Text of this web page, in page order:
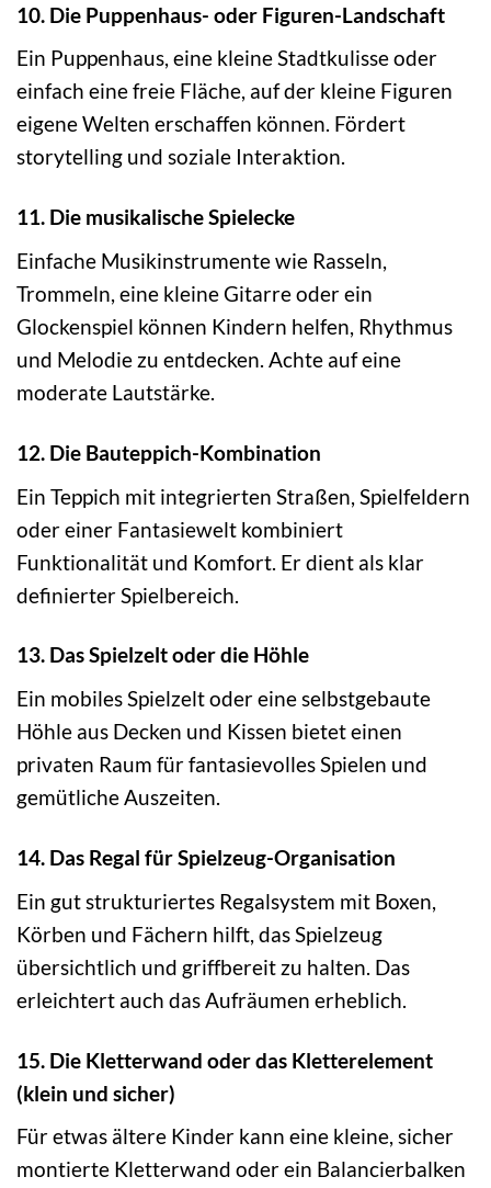
10. Die Puppenhaus- oder Figuren-Landschaft
Ein Puppenhaus, eine kleine Stadtkulisse oder
einfach eine freie Fläche, auf der kleine Figuren
eigene Welten erschaffen können. Fördert
storytelling und soziale Interaktion.
11. Die musikalische Spielecke
Einfache Musikinstrumente wie Rasseln,
Trommeln, eine kleine Gitarre oder ein
Glockenspiel können Kindern helfen, Rhythmus
und Melodie zu entdecken. Achte auf eine
moderate Lautstärke.
12. Die Bauteppich-Kombination
Ein Teppich mit integrierten Straßen, Spielfeldern
oder einer Fantasiewelt kombiniert
Funktionalität und Komfort. Er dient als klar
definierter Spielbereich.
13. Das Spielzelt oder die Höhle
Ein mobiles Spielzelt oder eine selbstgebaute
Höhle aus Decken und Kissen bietet einen
privaten Raum für fantasievolles Spielen und
gemütliche Auszeiten.
14. Das Regal für Spielzeug-Organisation
Ein gut strukturiertes Regalsystem mit Boxen,
Körben und Fächern hilft, das Spielzeug
übersichtlich und griffbereit zu halten. Das
erleichtert auch das Aufräumen erheblich.
15. Die Kletterwand oder das Kletterelement
(klein und sicher)
Für etwas ältere Kinder kann eine kleine, sicher
montierte Kletterwand oder ein Balancierbalken